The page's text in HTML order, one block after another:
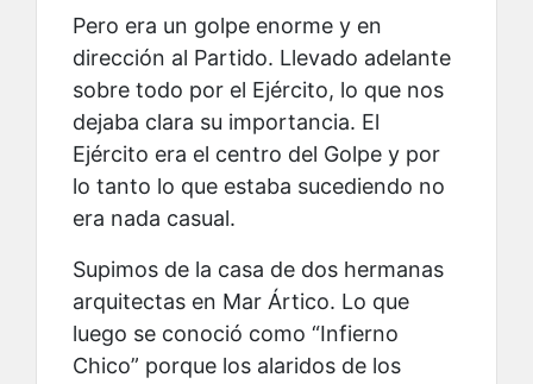
Pero era un golpe enorme y en
dirección al Partido. Llevado adelante
sobre todo por el Ejército, lo que nos
dejaba clara su importancia. El
Ejército era el centro del Golpe y por
lo tanto lo que estaba sucediendo no
era nada casual.
Supimos de la casa de dos hermanas
arquitectas en Mar Ártico. Lo que
luego se conoció como “Infierno
Chico” porque los alaridos de los